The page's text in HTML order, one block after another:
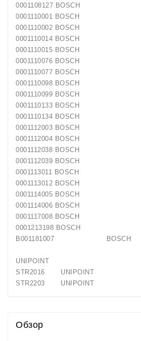
0001108127 BOSCH
0001110001 BOSCH
0001110002 BOSCH
0001110014 BOSCH
0001110015 BOSCH
0001110076 BOSCH
0001110077 BOSCH
0001110098 BOSCH
0001110099 BOSCH
0001110133 BOSCH
0001110134 BOSCH
0001112003 BOSCH
0001112004 BOSCH
0001112038 BOSCH
0001112039 BOSCH
0001113011 BOSCH
0001113012 BOSCH
0001114005 BOSCH
0001114006 BOSCH
0001117008 BOSCH
0001213198 BOSCH
B001181007 BOSCH
UNIPOINT
STR2016 UNIPOINT
STR2203 UNIPOINT
Обзор